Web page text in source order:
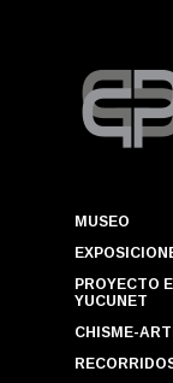
MUSEO
PROYECTO
YUCUNET
CHISME-